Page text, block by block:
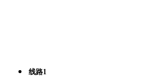
线路1